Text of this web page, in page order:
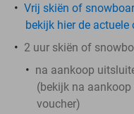
Vrij skiën of
bekijk hier de actuele
2 uur skiën of
na aankoop
(bekijk na
voucher)